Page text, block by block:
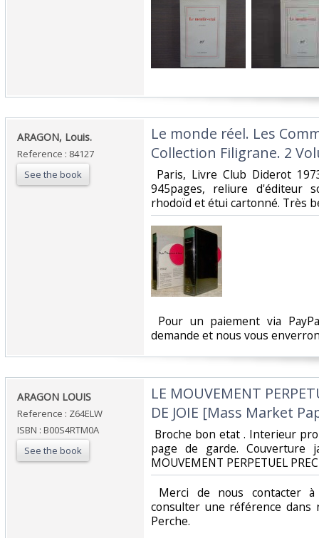
‎ARAGON, Louis.‎
Reference : 84127
See the book
‎Le monde réel. Les
Collection Filigrane. 2
Paris, Livre Club Diderot
945pages, reliure d'éditeur
rhodoïd et étui cartonné. Très
Pour un paiement via
demande et nous vous
‎ARAGON LOUIS ‎
Reference : Z64ELW
ISBN : B00S4RTM0A
See the book
‎LE MOUVEMENT
DE JOIE [Mass Market
Broche bon etat . Interieur
page de garde. Couverture
MOUVEMENT PERPETUEL
Merci de nous contacter
consulter une référence dans
Perche.‎